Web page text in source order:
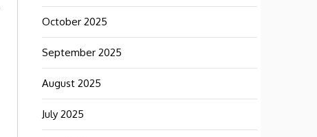
October 2025
September 2025
August 2025
July 2025